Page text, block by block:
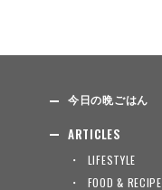
今日の晩ごはん
ARTICLES
LIFESTYLE
FOOD & RECIPE